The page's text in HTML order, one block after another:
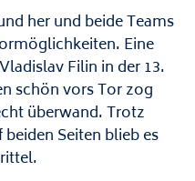
her und beide Teams
Eine
Filin in der 13.
schön vors Tor zog
überwand. Trotz
Seiten blieb es